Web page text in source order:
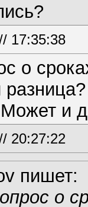
17:35:38
о
и
20:27:22
пишет:
о